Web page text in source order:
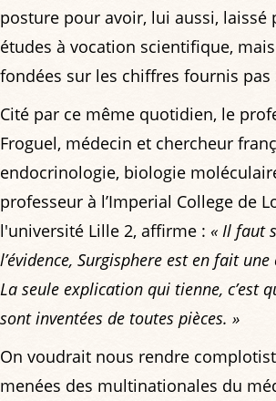
posture pour avoir, lui aussi, laissé
études à vocation scientifique,
fondées sur les chiffres fournis pas
Cité par ce même quotidien, le
Froguel, médecin et chercheur
endocrinologie, biologie
professeur à l’Imperial College de
l'université Lille 2, affirme : « Il faut
l’évidence, Surgisphere est en fait
La seule explication qui tienne, c’est
sont inventées de toutes pièces. »
On voudrait nous rendre
menées des multinationales du